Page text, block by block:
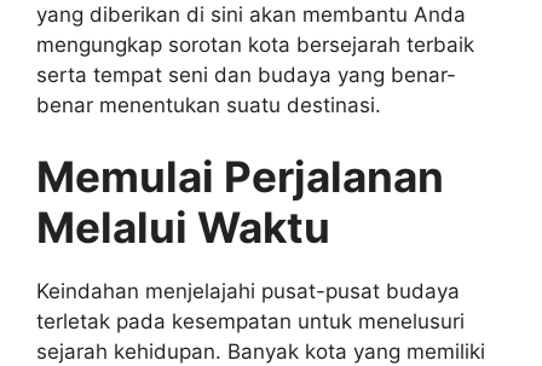
yang diberikan di sini akan membantu Anda
mengungkap sorotan kota bersejarah terbaik
serta tempat seni dan budaya yang benar-
benar menentukan suatu destinasi.
Memulai Perjalanan
Melalui Waktu
Keindahan menjelajahi pusat-pusat budaya
terletak pada kesempatan untuk menelusuri
sejarah kehidupan. Banyak kota yang memiliki